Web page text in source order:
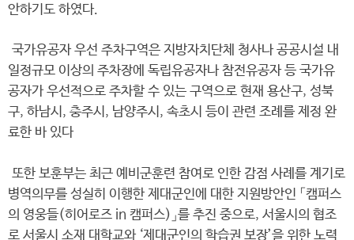
안하기도 하였다.
국가유공자 우선 주차구역은 지방자치단체 청사나 공공시설 내
일정규모 이상의 주차장에 독립유공자나 참전유공자 등 국가유
공자가 우선적으로 주차할 수 있는 구역으로 현재 용산구, 성북
구, 하남시, 충주시, 남양주시, 속초시 등이 관련 조례를 제정 완
료한 바 있다
또한 보훈부는 최근 예비군훈련 참여로 인한 감점 사례를 계기로
병역의무를 성실히 이행한 제대군인에 대한 지원방안인 「캠퍼스
의 영웅들(히어로즈 in 캠퍼스)」를 추진 중으로, 서울시의 협조
로 서울시 소재 대학교와 ‘제대군인의 학습권 보장’을 위한 노력